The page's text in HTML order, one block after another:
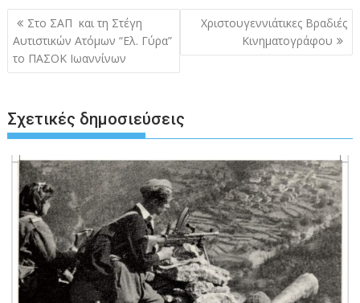
Πλοήγηση
άρθρων
Στο ΣΑΠ και τη Στέγη
Αυτιστικών Ατόμων “Ελ. Γύρα”
το ΠΑΣΟΚ Ιωαννίνων
Χριστουγεννιάτικες Βραδιές
Κινηματογράφου
Σχετικές δημοσιεύσεις